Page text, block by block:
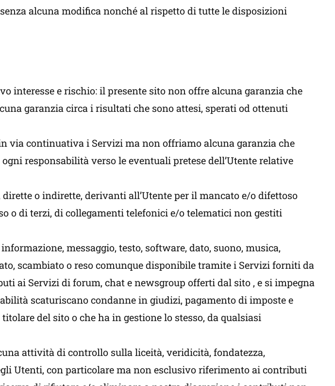
alcuna modifica nonché al rispetto di tutte le disposizioni
interesse e rischio: il presente sito non offre alcuna garanzia che
garanzia circa i risultati che sono attesi, sperati od ottenuti
via continuativa i Servizi ma non offriamo alcuna garanzia che
responsabilità verso le eventuali pretese dell’Utente relative
o indirette, derivanti all’Utente per il mancato e/o difettoso
o di terzi, di collegamenti telefonici e/o telematici non gestiti
messaggio, testo, software, dato, suono, musica,
scambiato o reso comunque disponibile tramite i Servizi forniti da
ai Servizi di forum, chat e newsgroup offerti dal sito , e si impegna
scaturiscano condanne in giudizi, pagamento di imposte e
del sito o che ha in gestione lo stesso, da qualsiasi
attività di controllo sulla liceità, veridicità, fondatezza,
Utenti, con particolare ma non esclusivo riferimento ai contributi